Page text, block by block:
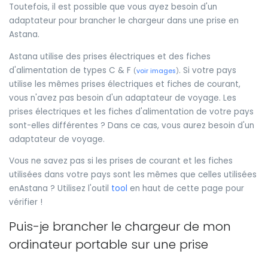
Toutefois, il est possible que vous ayez besoin d'un
adaptateur pour brancher le chargeur dans une prise en
Astana.
Astana utilise des prises électriques et des fiches
d'alimentation de types C & F (voir images). Si votre pays
utilise les mêmes prises électriques et fiches de courant,
vous n'avez pas besoin d'un adaptateur de voyage. Les
prises électriques et les fiches d'alimentation de votre pays
sont-elles différentes ? Dans ce cas, vous aurez besoin d'un
adaptateur de voyage.
Vous ne savez pas si les prises de courant et les fiches
utilisées dans votre pays sont les mêmes que celles utilisées
enAstana ? Utilisez l'outil tool en haut de cette page pour
vérifier !
Puis-je brancher le chargeur de mon
ordinateur portable sur une prise